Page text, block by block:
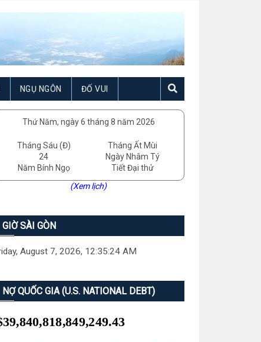
NGỤ NGÔN ĐỐ VUI
Thứ Năm, ngày 6 tháng 8 năm 2026
Tháng Sáu (Đ)
24
Năm Bính Ngọ
Tháng Ất Mùi
Ngày Nhâm Tý
Tiết Đại thử
(Xem lịch)
GIỜ SÀI GÒN
August 7, 2026, 12:35:25 AM
NỢ QUỐC GIA (U.S. NATIONAL DEBT)